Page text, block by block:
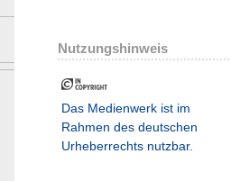
Nutzungshinweis
Das Medienwerk ist im
Rahmen des deutschen
Urheberrechts nutzbar.